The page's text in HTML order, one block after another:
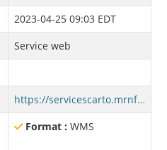
2023-04-25 09:03 EDT
Service web
https://servicescarto.mrnf.gouv.qc.ca/pes/services/Forets/DPF_WMS_TBE/MapServer/WMSServer?
Format : WMS